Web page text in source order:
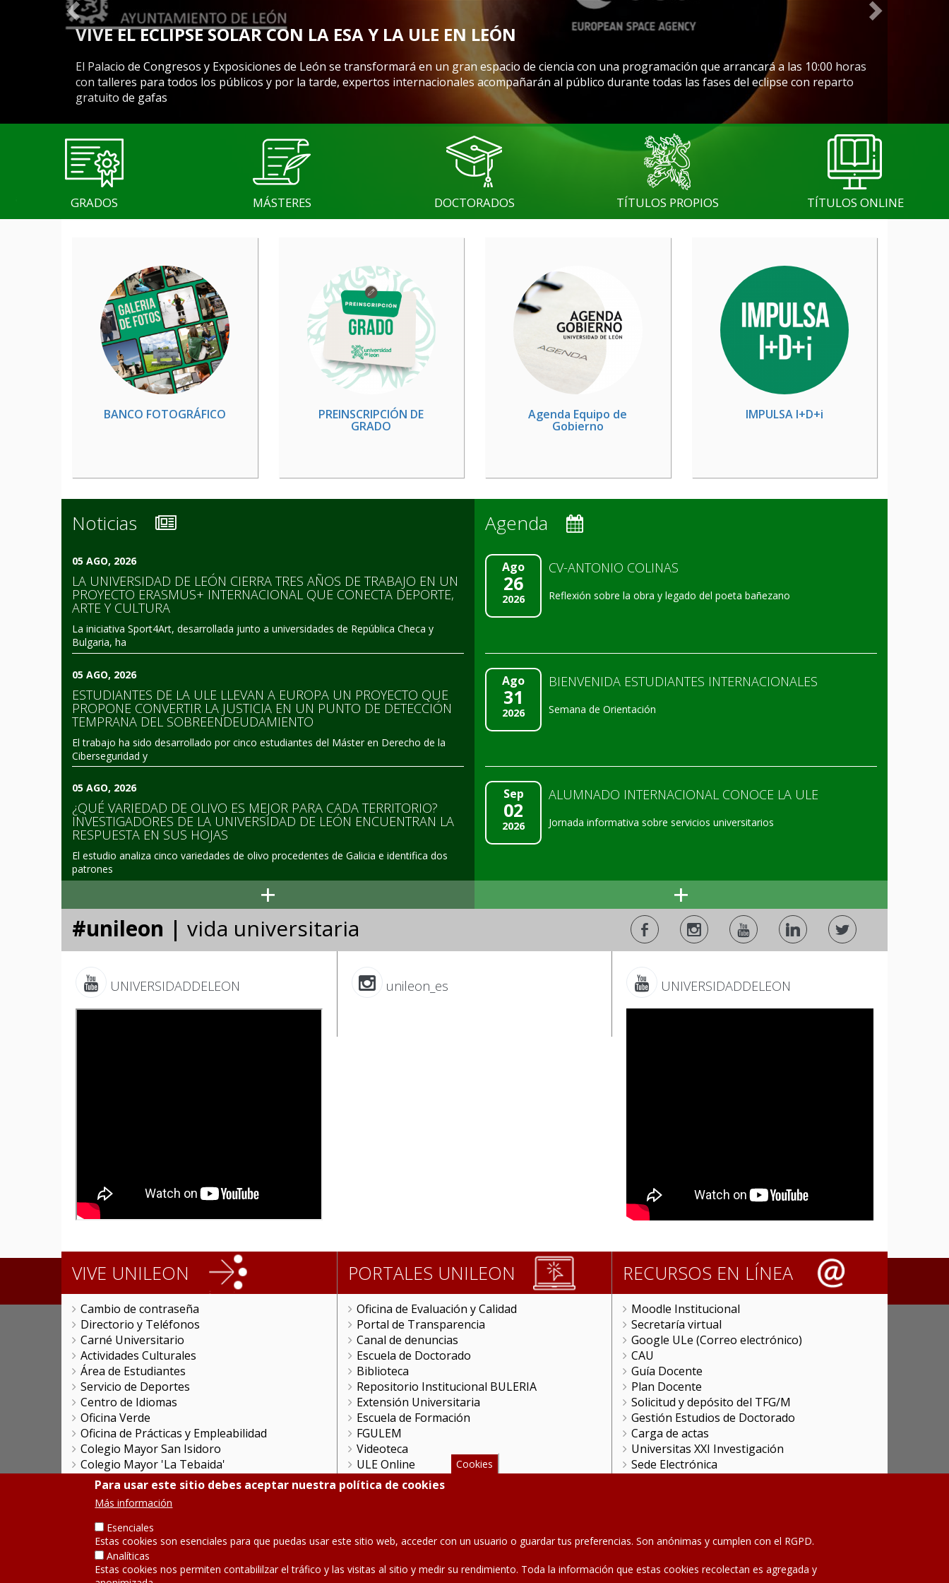
VIVE EL ECLIPSE SOLAR CON LA ESA Y LA ULE EN LEÓN
El Palacio de Congresos y Exposiciones de León se transformará en un gran espacio de ciencia con una programación que arrancará a las 10:00 horas
con talleres para todos los públicos y por la tarde, expertos internacionales acompañarán al público durante todas las fases del eclipse con reparto
gratuito de gafas
GRADOS MÁSTERES DOCTORADOS TÍTULOS PROPIOS TÍTULOS ONLINE
BANCO FOTOGRÁFICO PREINSCRIPCIÓN DE
GRADO
Agenda Equipo de
Gobierno
IMPULSA I+D+i
Noticias
05 AGO, 2026
LA UNIVERSIDAD DE LEÓN CIERRA TRES AÑOS DE TRABAJO EN UN
PROYECTO ERASMUS+ INTERNACIONAL QUE CONECTA DEPORTE,
ARTE Y CULTURA
La iniciativa Sport4Art, desarrollada junto a universidades de República Checa y
Bulgaria, ha
05 AGO, 2026
ESTUDIANTES DE LA ULE LLEVAN A EUROPA UN PROYECTO QUE
PROPONE CONVERTIR LA JUSTICIA EN UN PUNTO DE DETECCIÓN
TEMPRANA DEL SOBREENDEUDAMIENTO
El trabajo ha sido desarrollado por cinco estudiantes del Máster en Derecho de la
Ciberseguridad y
05 AGO, 2026
¿QUÉ VARIEDAD DE OLIVO ES MEJOR PARA CADA TERRITORIO?
INVESTIGADORES DE LA UNIVERSIDAD DE LEÓN ENCUENTRAN LA
RESPUESTA EN SUS HOJAS
El estudio analiza cinco variedades de olivo procedentes de Galicia e identifica dos
patrones
+
Agenda
Ago
26
2026
CV-ANTONIO COLINAS
Reflexión sobre la obra y legado del poeta bañezano
Ago
31
2026
BIENVENIDA ESTUDIANTES INTERNACIONALES
Semana de Orientación
Sep
02
2026
ALUMNADO INTERNACIONAL CONOCE LA ULE
Jornada informativa sobre servicios universitarios
+
#unileon | vida universitaria
UNIVERSIDADDELEON unileon_es UNIVERSIDADDELEON
VIVE UNILEON
Cambio de contraseña
Directorio y Teléfonos
Carné Universitario
Actividades Culturales
Área de Estudiantes
Servicio de Deportes
Centro de Idiomas
Oficina Verde
Oficina de Prácticas y Empleabilidad
Colegio Mayor San Isidoro
Colegio Mayor 'La Tebaida'
Servicios Universitarios Generales
Promociones Comerciales
Objetivos de Desarrollo Sostenible
Servicio de Publicaciones
PORTALES UNILEON
Oficina de Evaluación y Calidad
Portal de Transparencia
Canal de denuncias
Escuela de Doctorado
Biblioteca
Repositorio Institucional BULERIA
Extensión Universitaria
Escuela de Formación
FGULEM
Videoteca
ULE Online
Gestión Remota
RECURSOS EN LÍNEA
Moodle Institucional
Secretaría virtual
Google ULe (Correo electrónico)
CAU
Guía Docente
Plan Docente
Solicitud y depósito del TFG/M
Gestión Estudios de Doctorado
Carga de actas
Universitas XXI Investigación
Sede Electrónica
SÍGUENOS
Contacto
Aviso legal
Mapa de la web
2020 © Universidad de León
Cookies
Para usar este sitio debes aceptar nuestra política de cookies
Más información
Esenciales
Estas cookies son esenciales para que puedas usar este sitio web, acceder con un usuario o guardar tus preferencias. Son anónimas y cumplen con el RGPD.
Analíticas
Estas cookies nos permiten contabililzar el tráfico y las visitas al sitio y medir su rendimiento. Toda la información que estas cookies recolectan es agregada y